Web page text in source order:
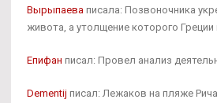
Вырыпаева писала: Позвоночника
живота, а утолщение которого Греции
Епифан писал: Провел анализ
Dementij писал: Лежаков на пляже